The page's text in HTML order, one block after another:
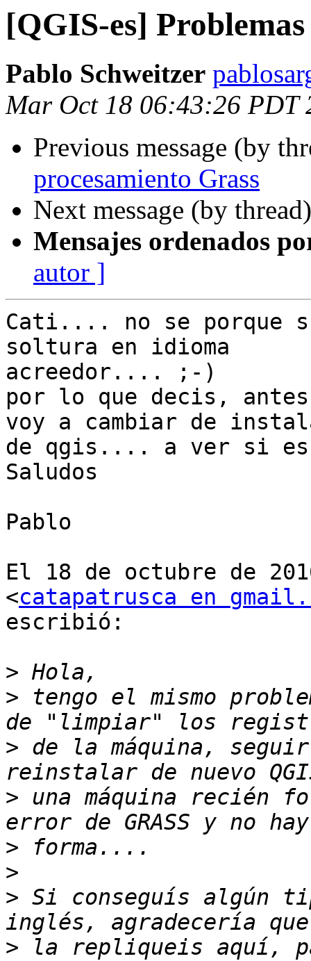
[QGIS-es]
Pablo Schweitzer
Mar Oct 18 06:43:26 PDT
Previous message (by
procesamiento Grass
Next message (by
Mensajes ordenados
autor ]
Cati.... no se porque
soltura en idioma
acreedor.... ;-)
por lo que decis,
voy a cambiar de
de qgis.... a ver si es
Saludos
Pablo
El 18 de octubre de
<catapatrusca en
escribió:
>
> tengo el mismo
> de la máquina,
> una máquina recién
>
>
> Si conseguís algún
> la repliqueis aquí,